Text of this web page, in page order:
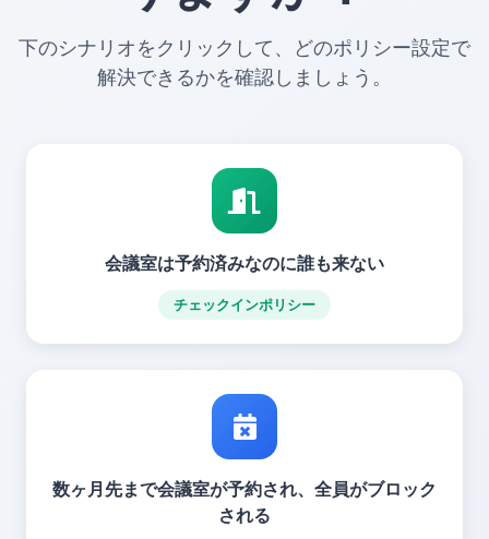
下のシナリオをクリックして、どのポリシー設定で
解決できるかを確認しましょう。
会議室は予約済みなのに誰も来ない
チェックインポリシー
数ヶ月先まで会議室が予約され、全員がブロック
される